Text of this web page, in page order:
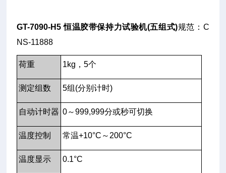
GT-7090-H5 恒温胶带保持力试验机(五组式)规范：C
NS-11888
荷重 1kg，5个
测定组数 5组(分别计时)
自动计时器 0～999,999分或秒可切换
温度控制 常温+10°C～200°C
温度显示 0.1°C